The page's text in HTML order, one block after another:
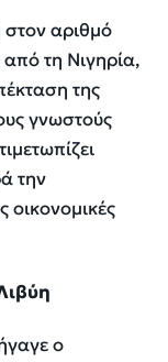
αριθμό
τη Νιγηρία,
της
γνωστούς
την
οικονομικές
ο